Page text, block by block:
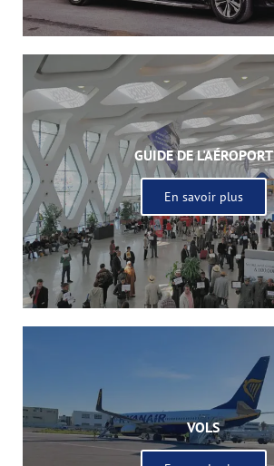
GUIDE DE L'AÉROPORT
En savoir plus
VOLS